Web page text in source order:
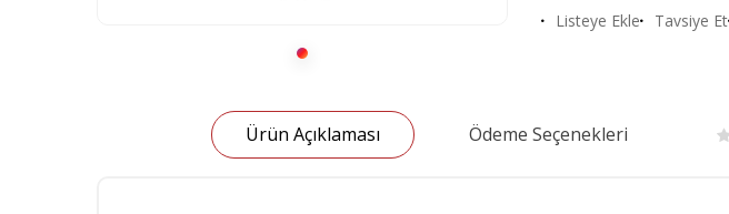
Listeye Ekle Tavsiye Et
Ürün Açıklaması Ödeme Seçenekleri